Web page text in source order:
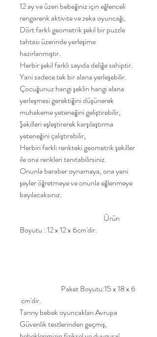
12 ay ve üzeri bebeğiniz için eğlenceli
rengarenk aktivite ve zeka oyuncağı,
Dört farklı geometrik şekil bir puzzle
tahtası üzerinde yerleşime
hazırlanmıştır.
Herbir şekil farklı sayıda deliğe sahiptir.
Yani sadece tek bir alana yerleşebilir.
Çocuğunuz hangi şeklin hangi alana
yerleşmesi gerektiğini düşünerek
muhakeme yeteneğini geliştirebilir,
Şekilleri eşleştirerek karşılaştırma
yeteneğini çalıştırabilir,
Herbiri farklı renkteki geometrik şekiller
ile ona renkleri tanıtabilirsiniz.
Onunla beraber oynamaya, ona yeni
şeyler öğretmeye ve onunla eğlenmeye
bayılacaksınız.
Ürün
Boyutu : 12 x 12 x 6cm'dir.
Paket Boyutu:15 x 18 x 6
cm'dir.
Tanny bebek oyuncakları Avrupa
Güvenlik testlerinden geçmiş,